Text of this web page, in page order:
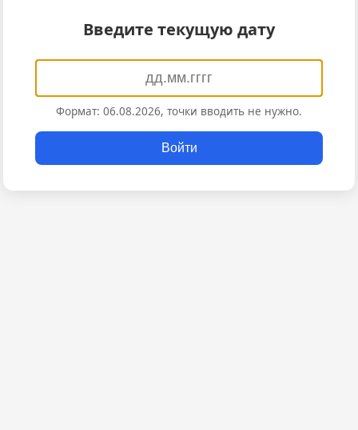
Введите текущую дату
Формат: 06.08.2026, точки вводить не нужно.
Войти